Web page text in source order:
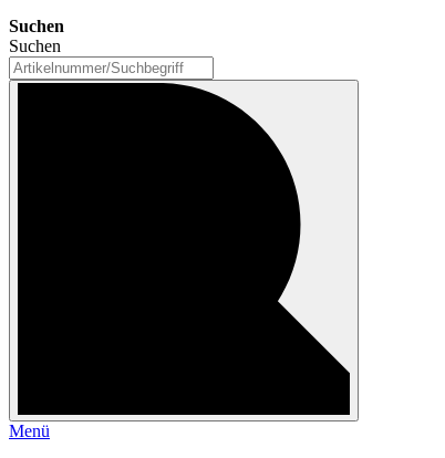
Suchen
Suchen
Menü